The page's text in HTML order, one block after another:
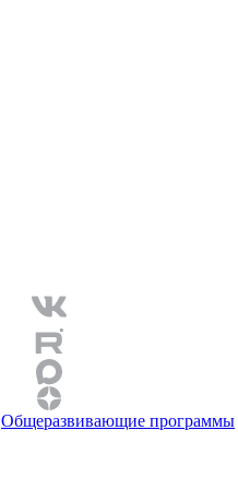
Общеразвивающие программы